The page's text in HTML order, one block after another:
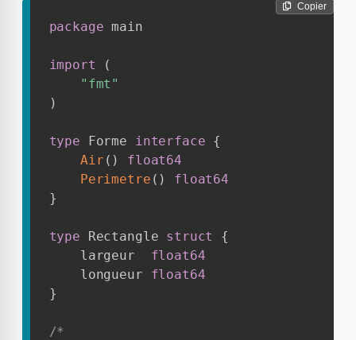
Copier
package main
import
(
"fmt"
)
type Forme interface {
Air ( )
float64
Perimetre ( )
float64
}
type Rectangle struct
{
    largeur
float64
    longueur
float64
}
/*